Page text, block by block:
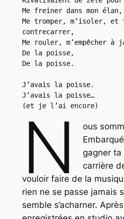
Me freiner dans mon
Me tromper, m’isoler, et
contrecarrer,
Me rouler, m’empêcher à
De la poisse,
De la poisse.
J’avais la poisse.
J’avais la poisse…
(et je l’ai encore)
N
ous
gagner ta
carrière
vouloir faire de la
rien ne se passe jamais
semble s’acharner.